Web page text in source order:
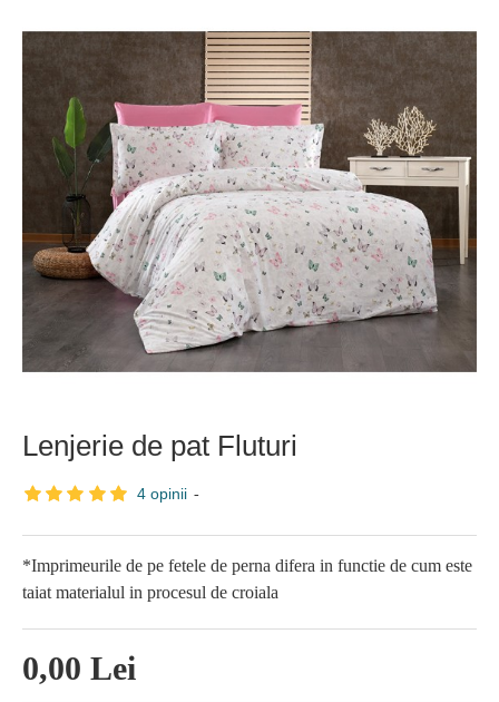
Lenjerie de pat Fluturi
4 opinii -
0,00 Lei
*Imprimeurile de pe fetele de perna difera in functie de cum este
taiat materialul in procesul de croiala